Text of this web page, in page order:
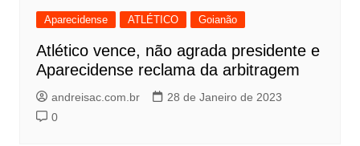
Aparecidense ATLÉTICO Goianão
Atlético vence, não agrada presidente e
Aparecidense reclama da arbitragem
andreisac.com.br
28 de Janeiro de 2023
0